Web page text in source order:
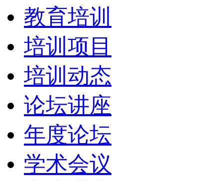
教育培训
培训项目
培训动态
论坛讲座
年度论坛
学术会议